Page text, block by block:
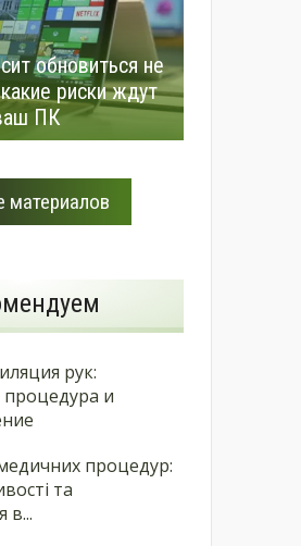
обновиться не
риски ждут
ПК
материалов
рук:
и
процедур:
та
в...